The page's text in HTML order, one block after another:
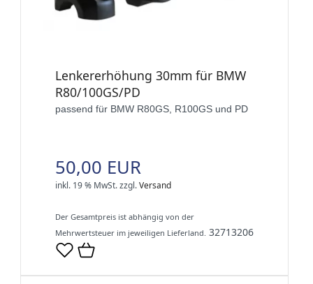
Lenkererhöhung 30mm für BMW
R80/100GS/PD
passend für BMW R80GS, R100GS und PD
50,00 EUR
inkl. 19 % MwSt.zzgl.Versand
Der Gesamtpreis ist abhängig von der
Mehrwertsteuer im jeweiligen Lieferland. 32713206